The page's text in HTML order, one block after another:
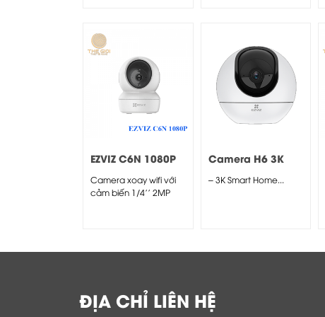
EZVIZ C6N 1080P
Camera xoay wifi với
cảm biến 1/4'' 2MP
Camera H6 3K
(5MP)
– 3K Smart Home...
ĐỊA CHỈ LIÊN HỆ